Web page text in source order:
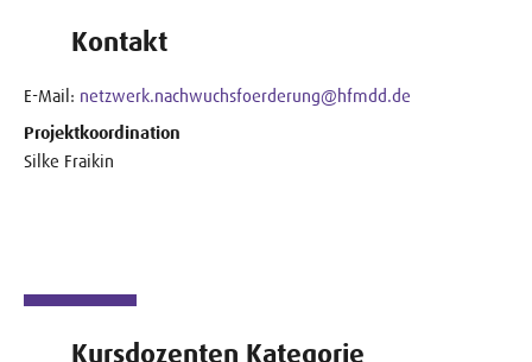
Kontakt
E-Mail: netzwerk.nachwuchsfoerderung@hfmdd.de
Projektkoordination
Silke Fraikin
Kursdozenten Kategorie